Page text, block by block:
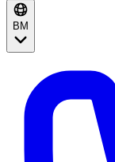
BM